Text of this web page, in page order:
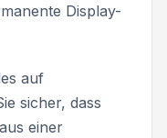
Display-
auf
sicher, dass
einer